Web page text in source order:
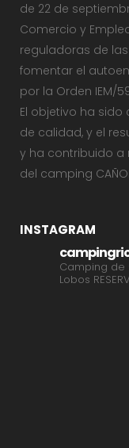
de 22 de
Comercio y
reguladoras de
fomentar el
por la Orden IEM/
El objetivo ha
de calidad, y el
y ha contribuido a
del camping
INSTAGRAM
Camping de
Lobos